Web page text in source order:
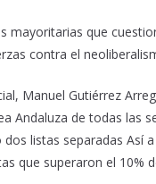
mayoritarias que
contra el
Manuel Gutiérrez
Andaluza de todas las
listas separadas Así
que superaron el 10%